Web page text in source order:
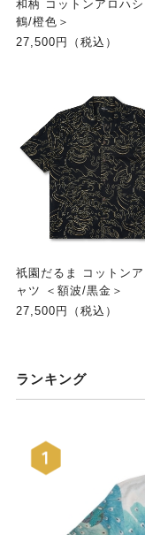
和柄 コットンアロハシ
鶴/橙色＞
27,500円（税込）
祇園だるま コットン
ャツ ＜額波/黒金＞
27,500円（税込）
ランキング